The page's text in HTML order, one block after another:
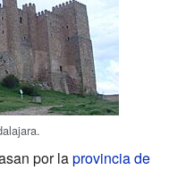
por laprovincia de